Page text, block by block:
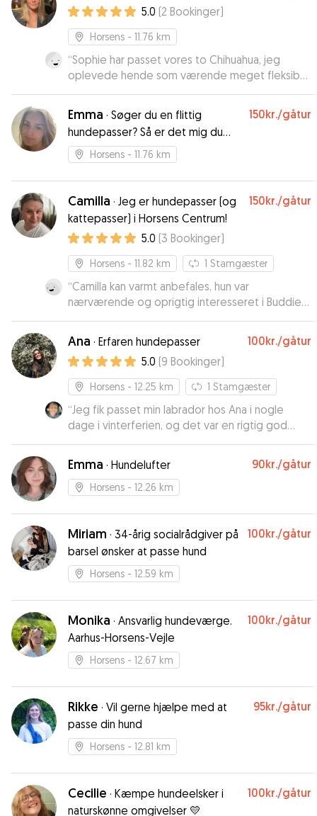
5.0 (2 Bookinger)
Horsens - 11.76 km
“Sophie har passet vores to Chihuahua, jeg
oplevede hende som værende meget fleksibel,
og hun tog imod opgaven på trods af den ene
af vores hunde var nyligt opereret, og dertil lidt
ekstra hensyn der skulle tages
Emma · Søger du en flittig
hundepasser? Så er det mig du
leder efter
150kr./gåtur
Horsens - 11.76 km
Camilla · Jeg er hundepasser (og
kattepasser) i Horsens Centrum!
150kr./gåtur
5.0 (3 Bookinger)
Horsens - 11.82 km 1 Stamgæster
“Camilla kan varmt anbefales, hun var
nærværende og oprigtig interesseret i Buddie
vores Coton de tulear, hun sendte fine billeder,
og det var tydeligt at Buddie hyggede sig. Vi
kommer igen. ”
Ana · Erfaren hundepasser 100kr./gåtur
5.0 (9 Bookinger)
Horsens - 12.25 km 1 Stamgæster
“Jeg fik passet min labrador hos Ana i nogle
dage i vinterferien, og det var en rigtig god
oplevelse. Der var god kommunikation med Ana
alle dage. Hun sendte billeder og videoer, og så
spurgte hun mig, hvis der var noget, hun var i tvivl
om. Hun sørgede for at aktivere min hund og gå
anbefale Ana og jeg vil bruge hende igen når
behovet opstår.”
Emma · Hundelufter 90kr./gåtur
Horsens - 12.26 km
Miriam · 34-årig socialrådgiver på
barsel ønsker at passe hund
100kr./gåtur
Horsens - 12.59 km
Monika · Ansvarlig hundeværge.
Aarhus-Horsens-Vejle
100kr./gåtur
Horsens - 12.67 km
Rikke · Vil gerne hjælpe med at
passe din hund
95kr./gåtur
Horsens - 12.81 km
Cecilie · Kæmpe hundeelsker i
naturskønne omgivelser 💛
100kr./gåtur